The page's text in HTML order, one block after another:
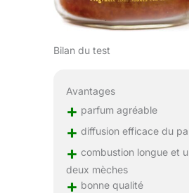
Bilan du test
Avantages
+ parfum agréable
+ diffusion efficace du
+ combustion longue et
deux mèches
+ bonne qualité